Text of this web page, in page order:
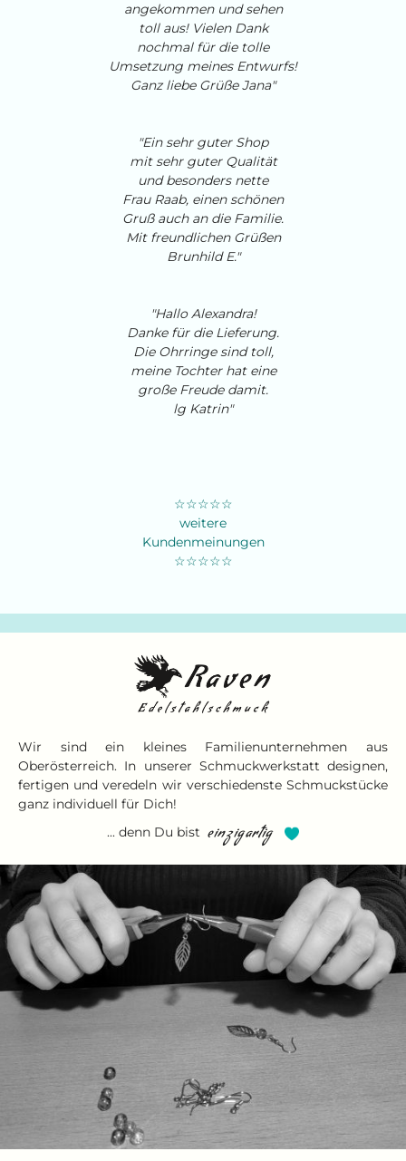
angekommen und sehen
toll aus! Vielen Dank
nochmal für die tolle
Umsetzung meines Entwurfs!
Ganz liebe Grüße Jana"
"Ein sehr guter Shop
mit sehr guter Qualität
und besonders nette
Frau Raab, einen schönen
Gruß auch an die Familie.
Mit freundlichen Grüßen
Brunhild E."
"Hallo Alexandra!
Danke für die Lieferung.
Die Ohrringe sind toll,
meine Tochter hat eine
große Freude damit.
lg Katrin"
☆☆☆☆☆
weitere
Kundenmeinungen
☆☆☆☆☆
Wir sind ein kleines Familienunternehmen aus
Oberösterreich. In unserer Schmuckwerkstatt designen,
fertigen und veredeln wir verschiedenste Schmuckstücke
ganz individuell für Dich!
... denn Du bisteinzigartig